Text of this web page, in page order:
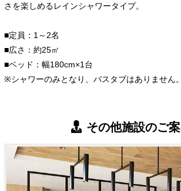
さを楽しめるレインシャワータイプ。
■定員：1～2名
■広さ：約25㎡
■ベッド：幅180cm×1台
※シャワーのみとなり、バスタブはありません。
その他施設のご